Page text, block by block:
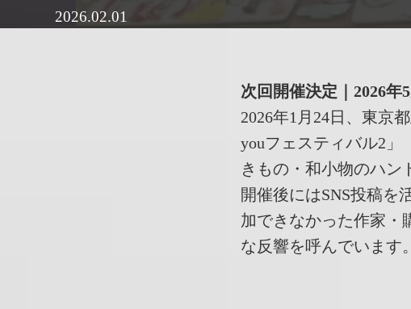
2026.02.01
次回開催決定｜2026年
2026年1月24日、東京
youフェスティバル2」
きもの・和小物のハン
開催後にはSNS投稿を
加できなかった作家・
な反響を呼んでいます。